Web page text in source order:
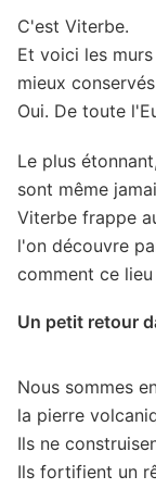
C'est Viterbe.
Et voici les
mieux
Oui. De toute
Le plus
sont même
Viterbe frappe
l'on découvre
comment ce
Un petit retour
Nous sommes
la pierre
Ils ne
Ils fortifient un